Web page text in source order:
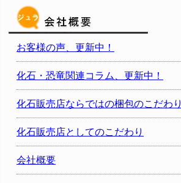
お客様の声、更新中！
化石・恐竜関連コラム、更新中！
化石販売店ならではの梱包のこだわり
化石販売店としてのこだわり
会社概要